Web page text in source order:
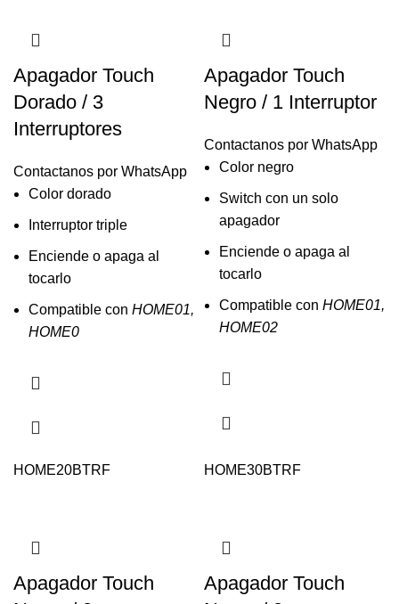
Apagador Touch
Dorado / 3
Interruptores
Contactanos por WhatsApp
Color dorado
Interruptor triple
Enciende o apaga al
tocarlo
Compatible con HOME01,
HOME0
Apagador Touch
Negro / 1 Interruptor
Contactanos por WhatsApp
Color negro
Switch con un solo
apagador
Enciende o apaga al
tocarlo
Compatible con HOME01,
HOME02
HOME20BTRF
Apagador Touch
HOME30BTRF
Apagador Touch